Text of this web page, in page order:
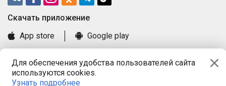
Для обеспечения удобства пользователей сайта
используются cookies.
Узнать подробнее
Cкачать приложение
App store
Google play
Книга замечаний и предложений
Правила и документы